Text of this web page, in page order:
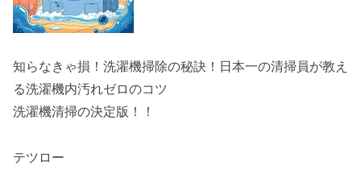
知らなきゃ損！洗濯機掃除の秘訣！日本一の清掃員が教え
る洗濯機内汚れゼロのコツ
洗濯機清掃の決定版！！
テツロー